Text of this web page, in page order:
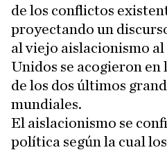
de los conflictos
proyectando un
al viejo aislacionismo al
Unidos se acogieron
de los dos últimos
mundiales.
El aislacionismo se
política según la cual